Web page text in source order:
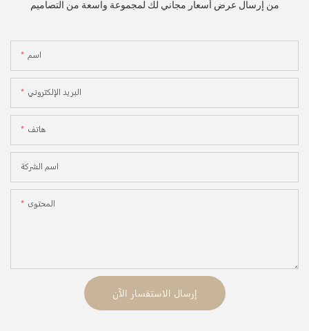
من إرسال عرض أسعار مجاني لك لمجموعة واسعة من التصاميم
اسم
البريد الإلكتروني
هاتف
اسم الشركة
المحتوى
إرسال الاستفسار الآن